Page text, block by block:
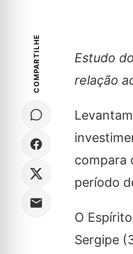
COMPARTILHE
Estudo
relação
compara
período
O
Sergipe